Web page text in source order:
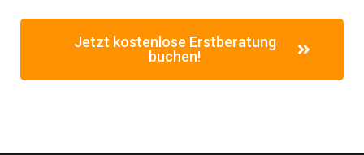
Jetzt kostenlose Erstberatung
buchen!